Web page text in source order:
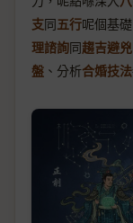
支同五行呢個基
理諮詢同趨吉避兇
盤 、分析合婚技法